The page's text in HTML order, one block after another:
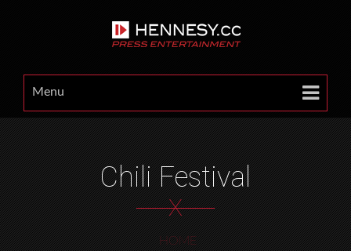
Menu
Chili Festival
X
HOME